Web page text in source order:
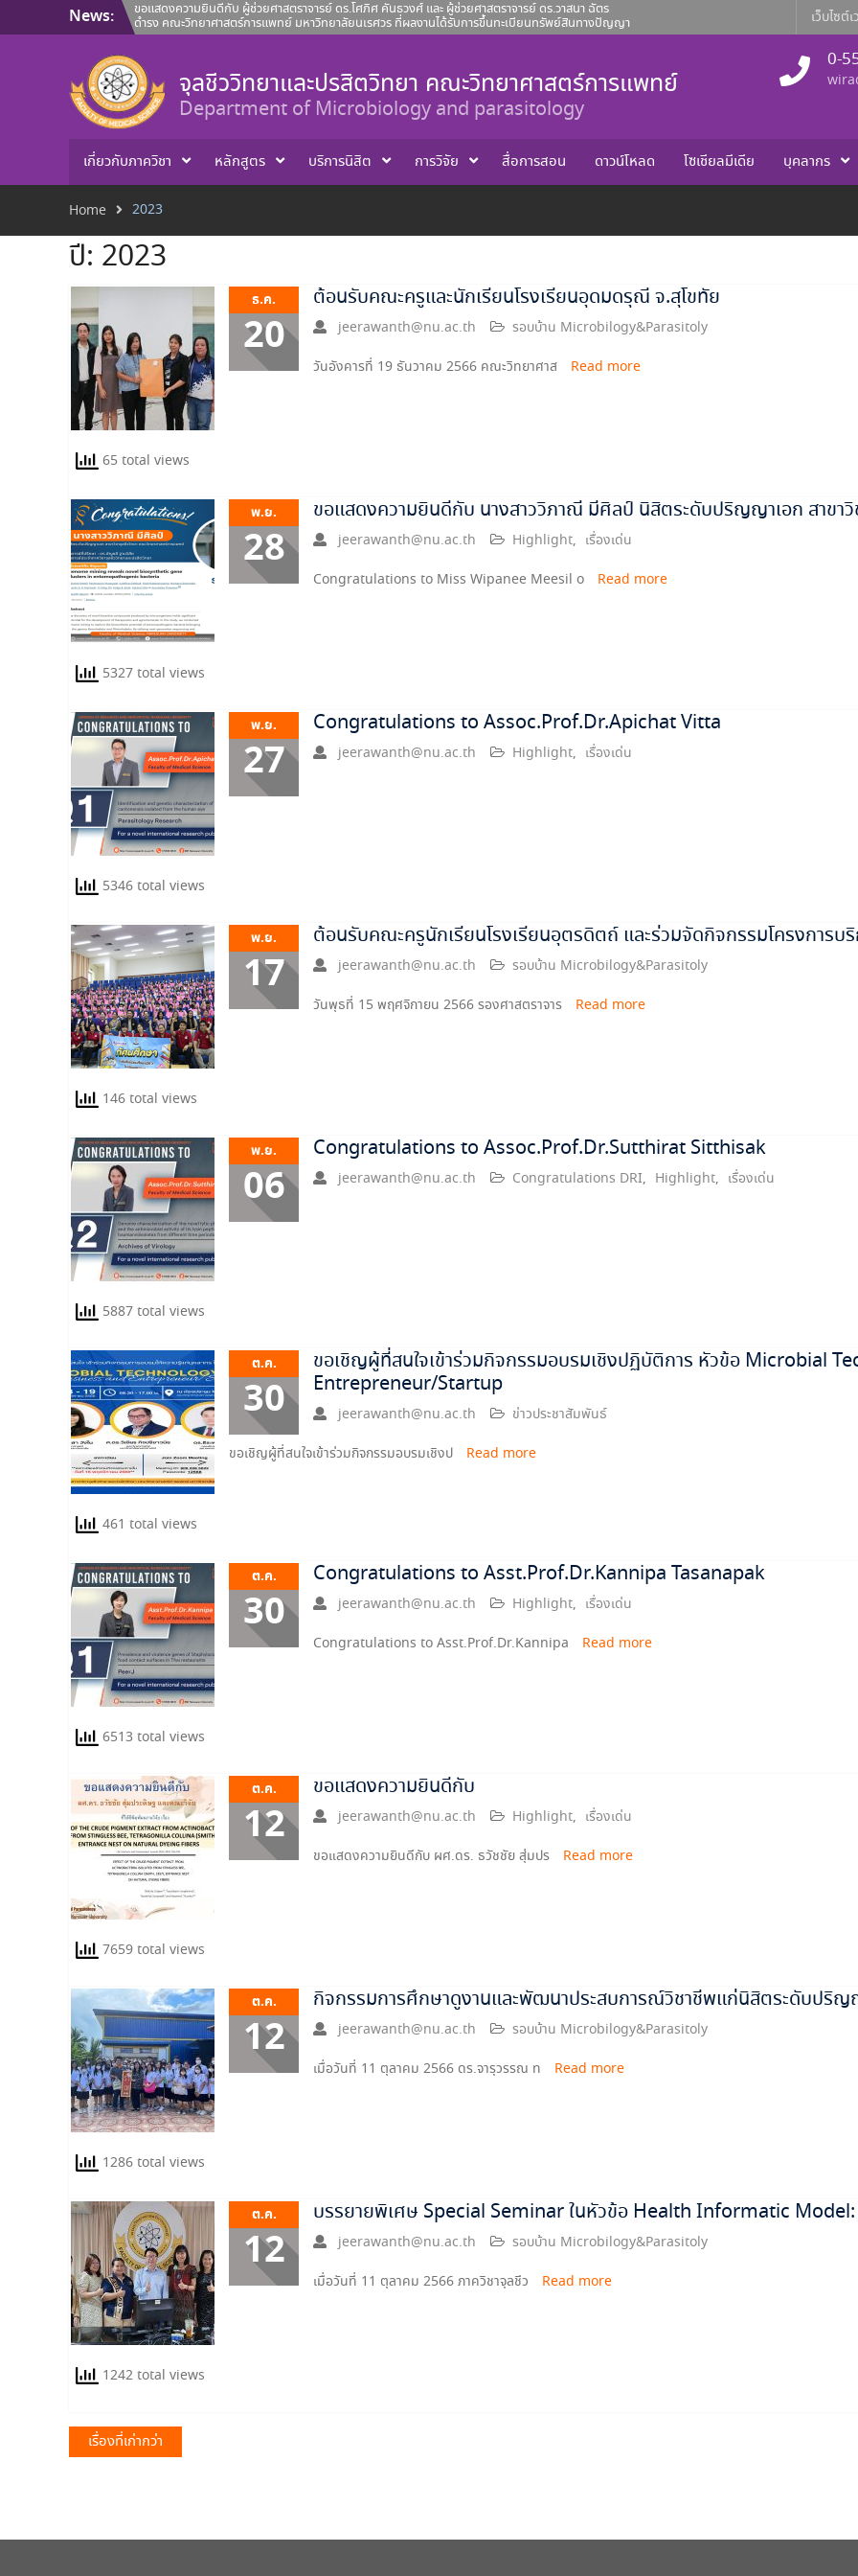
content
News: ขอแสดงความยินดีกับ ผู้ช่วยศาสตราจารย์ ดร.โศภิศ คันธวงศ์ และ ผู้ช่วยศาสตราจารย์ ดร.วาสนา ฉัตร
ดำรง คณะวิทยาศาสตร์การแพทย์ มหาวิทยาลัยนเรศวร ที่ผลงานได้รับการขึ้นทะเบียนทรัพย์สินทางปัญญา
คณะวิทยาศาสตร์การแพทย์ ขอแสดงความยินดีกับ ผู้ช่วยศาสตราจารย์ ดร.โศภิศ คันธวงศ์ รอง
ทรัพย์สินทางปัญญา
คณะวิทยาศาสตร์การแพทย์ ขอแนะนำบุคลากรสายวิชาการ ประจำเดือนสิงหาคม 2569
เว็บไซต์
จุลชีววิทยาและปรสิตวิทยา คณะวิทยาศาสตร์การแพทย์
Department of Microbiology and parasitology
0-
เกี่ยวกับภาควิชา หลักสูตร บริการนิสิต การวิจัย สื่อการสอน ดาวน์โหลด โซเชียลมีเดีย บุคลากร
Home 2023
ปี: 2023
ธ.ค.
20
ต้อนรับคณะครูและนักเรียนโรงเรียนอุดมดรุณี จ.สุโขทัย
jeerawanth@nu.ac.th รอบบ้าน Microbilogy&Parasitoly
วันอังคารที่ 19 ธันวาคม 2566 คณะวิทยาศาส Read more
65 total views
พ.ย.
28
ขอแสดงความยินดีกับ นางสาววิภาณี มีศิลป์ นิสิตระดับปริญญาเอก สาขา
jeerawanth@nu.ac.th Highlight, เรื่องเด่น
Congratulations to Miss Wipanee Meesil o Read more
5327 total views
พ.ย.
27
Congratulations to Assoc.Prof.Dr.Apichat Vitta
jeerawanth@nu.ac.th Highlight, เรื่องเด่น
5346 total views
พ.ย.
17
ต้อนรับคณะครูนักเรียนโรงเรียนอุตรดิตถ์ และร่วมจัดกิจกรรมโครงการบ
jeerawanth@nu.ac.th รอบบ้าน Microbilogy&Parasitoly
วันพุธที่ 15 พฤศจิกายน 2566 รองศาสตราจาร Read more
146 total views
พ.ย.
06
Congratulations to Assoc.Prof.Dr.Sutthirat Sitthisak
jeerawanth@nu.ac.th Congratulations DRI, Highlight, เรื่องเด่น
5887 total views
ต.ค.
30
ขอเชิญผู้ที่สนใจเข้าร่วมกิจกรรมอบรมเชิงปฏิบัติการ หัวข้อ Microbial
Entrepreneur/Startup
jeerawanth@nu.ac.th ข่าวประชาสัมพันธ์
ขอเชิญผู้ที่สนใจเข้าร่วมกิจกรรมอบรมเชิงป Read more
461 total views
ต.ค.
30
Congratulations to Asst.Prof.Dr.Kannipa Tasanapak
jeerawanth@nu.ac.th Highlight, เรื่องเด่น
Congratulations to Asst.Prof.Dr.Kannipa Read more
6513 total views
ต.ค.
12
ขอแสดงความยินดีกับ
jeerawanth@nu.ac.th Highlight, เรื่องเด่น
ขอแสดงความยินดีกับ ผศ.ดร. ธวัชชัย สุ่มปร Read more
7659 total views
ต.ค.
12
กิจกรรมการศึกษาดูงานและพัฒนาประสบการณ์วิชาชีพแก่นิสิตระดับปริ
jeerawanth@nu.ac.th รอบบ้าน Microbilogy&Parasitoly
เมื่อวันที่ 11 ตุลาคม 2566 ดร.จารุวรรณ ท Read more
1286 total views
ต.ค.
12
บรรยายพิเศษ Special Seminar ในหัวข้อ Health Informatic
jeerawanth@nu.ac.th รอบบ้าน Microbilogy&Parasitoly
เมื่อวันที่ 11 ตุลาคม 2566 ภาควิชาจุลชีว Read more
1242 total views
แนะแนว
เรื่อง
เรื่องที่เก่ากว่า